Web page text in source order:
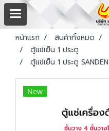
หน้าแรก สินค้าทั้งหมด
ตู้แช่เย็น 1 ประตู
ตู้แช่เย็น 1 ประตู
New